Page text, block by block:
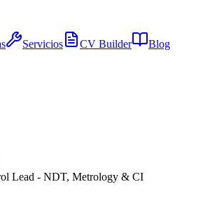
Servicios CV Builder Blog
Lead - NDT, Metrology & CI